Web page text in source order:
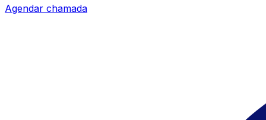
Agendar chamada